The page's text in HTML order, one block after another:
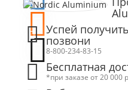
Успей
позвони
8-800-234-83-15
Бесплатная
*при заказе от 20 000